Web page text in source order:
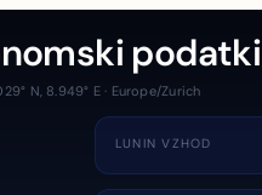
podatki
N, 8.949° E · Europe/Zurich
LUNIN VZHOD